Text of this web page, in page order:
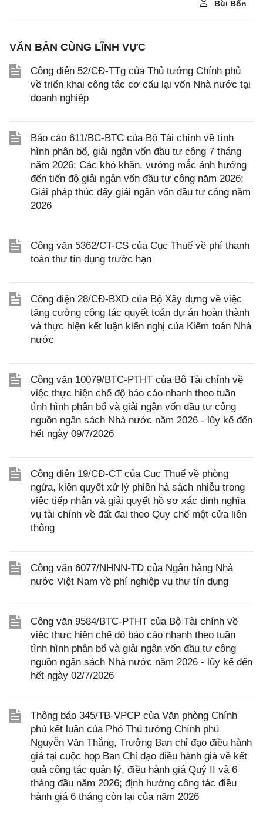
Bùi Bốn
VĂN BẢN CÙNG LĨNH VỰC
Công điện 52/CĐ-TTg của Thủ tướng Chính phủ
về triển khai công tác cơ cấu lại vốn Nhà nước tại
doanh nghiệp
Báo cáo 611/BC-BTC của Bộ Tài chính về tình
hình phân bổ, giải ngân vốn đầu tư công 7 tháng
năm 2026; Các khó khăn, vướng mắc ảnh hưởng
đến tiến độ giải ngân vốn đầu tư công năm 2026;
Giải pháp thúc đẩy giải ngân vốn đầu tư công năm
2026
Công văn 5362/CT-CS của Cục Thuế về phí thanh
toán thư tín dụng trước hạn
Công điện 28/CĐ-BXD của Bộ Xây dựng về việc
tăng cường công tác quyết toán dự án hoàn thành
và thực hiện kết luận kiến nghị của Kiểm toán Nhà
nước
Công văn 10079/BTC-PTHT của Bộ Tài chính về
việc thực hiện chế độ báo cáo nhanh theo tuần
tình hình phân bổ và giải ngân vốn đầu tư công
nguồn ngân sách Nhà nước năm 2026 - lũy kế đến
hết ngày 09/7/2026
Công điện 19/CĐ-CT của Cục Thuế về phòng
ngừa, kiên quyết xử lý phiền hà sách nhiễu trong
việc tiếp nhận và giải quyết hồ sơ xác định nghĩa
vụ tài chính về đất đai theo Quy chế một cửa liên
thông
Công văn 6077/NHNN-TD của Ngân hàng Nhà
nước Việt Nam về phí nghiệp vụ thư tín dụng
Công văn 9584/BTC-PTHT của Bộ Tài chính về
việc thực hiện chế độ báo cáo nhanh theo tuần
tình hình phân bổ và giải ngân vốn đầu tư công
nguồn ngân sách Nhà nước năm 2026 - lũy kế đến
hết ngày 02/7/2026
Thông báo 345/TB-VPCP của Văn phòng Chính
phủ kết luận của Phó Thủ tướng Chính phủ
Nguyễn Văn Thắng, Trưởng Ban chỉ đạo điều hành
giá tại cuộc họp Ban Chỉ đạo điều hành giá về kết
quả công tác quản lý, điều hành giá Quý II và 6
tháng đầu năm 2026; định hướng công tác điều
hành giá 6 tháng còn lại của năm 2026